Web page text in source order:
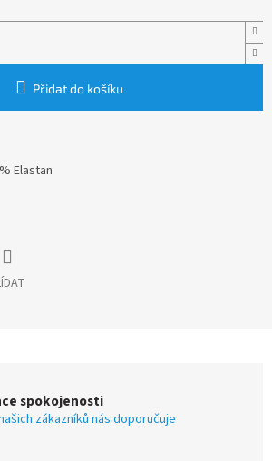
Přidat do košíku
Elastan
spokojenosti
zákazníků nás doporučuje